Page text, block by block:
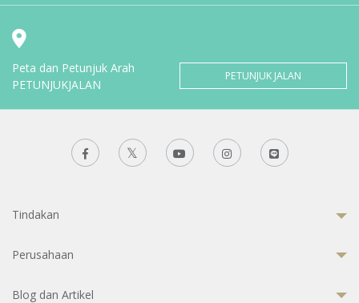
Peta dan Petunjuk Arah
PETUNJUKJALAN
PETUNJUK JALAN
Tindakan
Perusahaan
Blog dan Artikel